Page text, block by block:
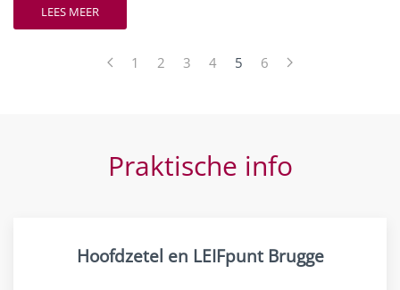
LEES MEER
1 2 3 4 5 6
Praktische info
Hoofdzetel en LEIFpunt Brugge